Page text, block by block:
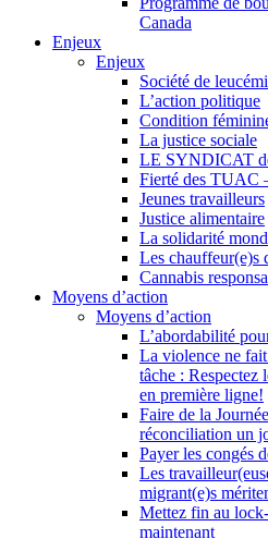
Canada
Enjeux
Enjeux
Société de
L’action politique
Condition
La justice sociale
LE SYNDICAT
Fierté des TUAC
Jeunes travailleurs
Justice alimentaire
La solidarité
Les chauffeur(e)s
Cannabis
Moyens d’action
Moyens d’action
L’abordabilité
La violence ne
tâche : Respectez
en première ligne!
Faire de la
réconciliation un
Payer les congés
Les
migrant(e)s
Mettez fin au
maintenant